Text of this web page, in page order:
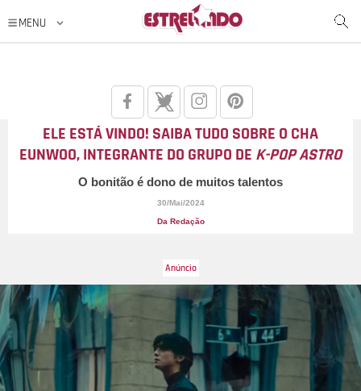
ELE ESTÁ VINDO! SAIBA TUDO SOBRE O CHA
EUNWOO, INTEGRANTE DO GRUPO DE K-POP ASTRO
O bonitão é dono de muitos talentos
30/Mai/2024
Da Redação